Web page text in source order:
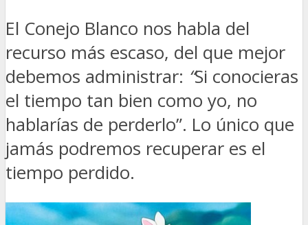
El Conejo Blanco nos habla del
recurso más escaso, del que mejor
debemos administrar: “Si conocieras
el tiempo tan bien como yo, no
hablarías de perderlo”. Lo único que
jamás podremos recuperar es el
tiempo perdido.